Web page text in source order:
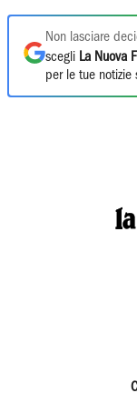
Non lasciare
scegli La Nuova
per le tue notizie